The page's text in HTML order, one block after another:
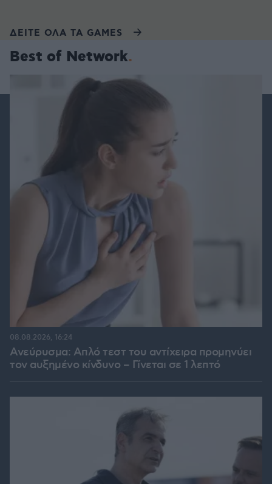
ΔΕΙΤΕ ΟΛΑ ΤΑ GAMES
Best of Network
Ανεύρυσμα: Απλό τεστ του αντίχειρα προμηνύει
τον αυξημένο κίνδυνο – Γίνεται σε 1 λεπτό
08.08.2026, 16:24